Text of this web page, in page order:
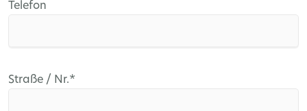
Telefon
Pflichtfeld
Straße / Nr.*